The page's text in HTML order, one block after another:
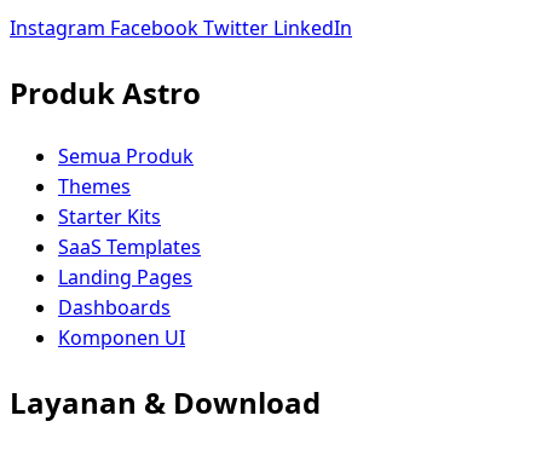
Instagram FacebookTwitter LinkedIn
Produk Astro
Semua Produk
Themes
Starter Kits
SaaS Templates
Landing Pages
Dashboards
Komponen UI
Layanan & Download